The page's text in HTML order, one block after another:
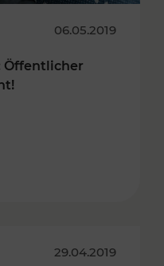
06.05.2019
Öffentlicher
29.04.2019